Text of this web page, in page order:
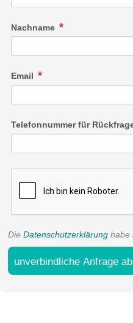
sitzen und den Tag Revue
Daten:
Größe 54 m²
Süd-Ost seitig
Hochparterre
Nachname
Email
Telefonnummer für
Die Datenschutzerklärung habe
unverbindliche Anfrage